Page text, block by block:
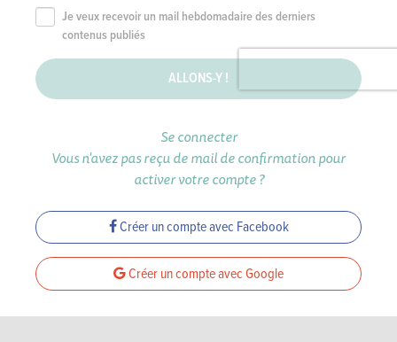
Je veux recevoir un mail hebdomadaire des derniers
contenus publiés
ALLONS-Y !
Se connecter
Vous n'avez pas reçu de mail de confirmation pour
activer votre compte ?
Créer un compte avec Facebook
Créer un compte avec Google